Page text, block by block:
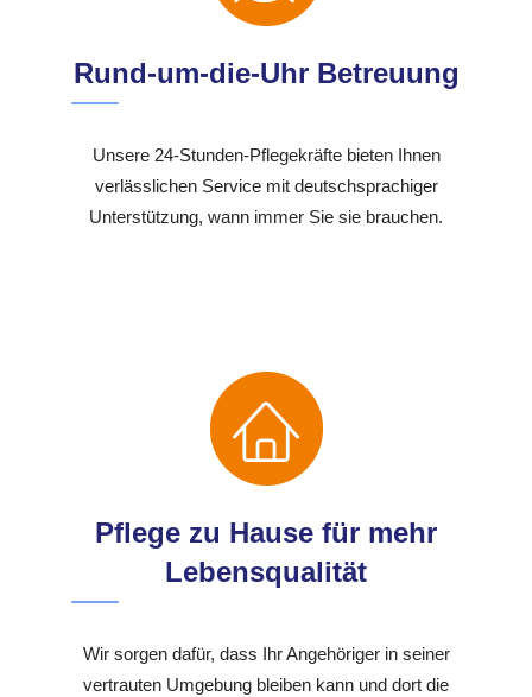
Rund-um-die-Uhr Betreuung
Unsere 24-Stunden-Pflegekräfte bieten Ihnen
verlässlichen Service mit deutschsprachiger
Unterstützung, wann immer Sie sie brauchen.
Pflege zu Hause für mehr
Lebensqualität
Wir sorgen dafür, dass Ihr Angehöriger in seiner
vertrauten Umgebung bleiben kann und dort die